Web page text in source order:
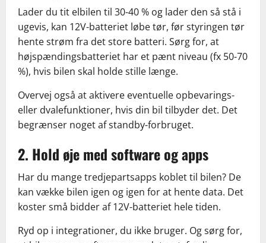
Lader du tit elbilen til 30-40 % og lader den så stå i
ugevis, kan 12V-batteriet løbe tør, før styringen tør
hente strøm fra det store batteri. Sørg for, at
højspændingsbatteriet har et pænt niveau (fx 50-70
%), hvis bilen skal holde stille længe.
Overvej også at aktivere eventuelle opbevarings-
eller dvalefunktioner, hvis din bil tilbyder det. Det
begrænser noget af standby-forbruget.
2. Hold øje med software og apps
Har du mange tredjepartsapps koblet til bilen? De
kan vække bilen igen og igen for at hente data. Det
koster små bidder af 12V-batteriet hele tiden.
Ryd op i integrationer, du ikke bruger. Og sørg for,